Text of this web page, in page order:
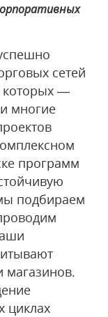
сетей
которых —
многие
программ
подбираем
магазинов.
циклах